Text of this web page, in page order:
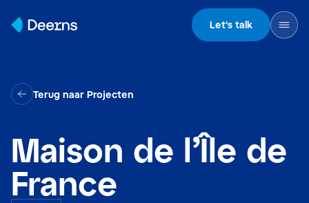
Let's talk
Terug naar Projecten
Maison de l’Île de
France